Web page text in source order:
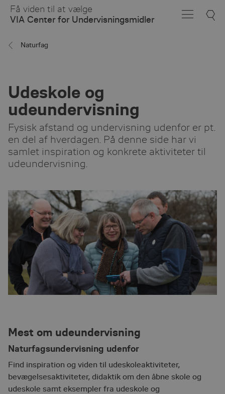
Skip
Main
Få viden til at vælge
VIA Center for Undervisningsmidler
Naturfag
Udeskole og
udeundervisning
Fysisk afstand og undervisning udenfor er pt.
en del af hverdagen. På denne side har vi
samlet inspiration og konkrete aktiviteter til
udeundervisning.
Mest om udeundervisning
Naturfagsundervisning udenfor
Find inspiration og viden til udeskoleaktiviteter,
bevægelsesaktiviteter, didaktik om den åbne skole og
udeskole samt eksempler fra udeskole og